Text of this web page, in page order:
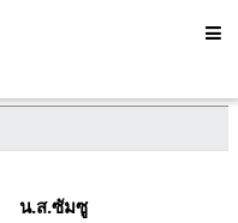
น.ส.ซัมซู